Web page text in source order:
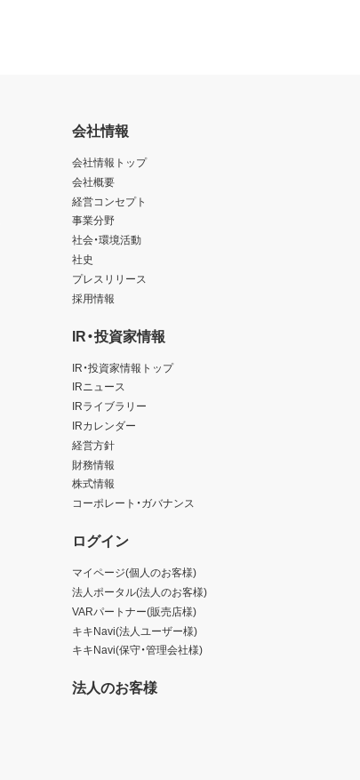
会社情報
会社情報トップ
会社概要
経営コンセプト
事業分野
社会・環境活動
社史
プレスリリース
採用情報
IR・投資家情報
IR・投資家情報トップ
IRニュース
IRライブラリー
IRカレンダー
経営方針
財務情報
株式情報
コーポレート・ガバナンス
ログイン
マイページ(個人のお客様)
法人ポータル(法人のお客様)
VARパートナー(販売店様)
キキNavi(法人ユーザー様)
キキNavi(保守・管理会社様)
法人のお客様